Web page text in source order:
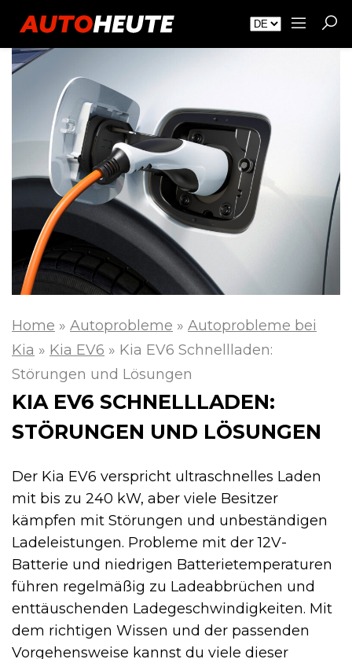
Home » Autoprobleme » Autoprobleme bei
Kia » Kia EV6 » Kia EV6 Schnellladen:
Störungen und Lösungen
KIA EV6 SCHNELLLADEN:
STÖRUNGEN UND LÖSUNGEN
Der Kia EV6 verspricht ultraschnelles Laden
mit bis zu 240 kW, aber viele Besitzer
kämpfen mit Störungen und unbeständigen
Ladeleistungen. Probleme mit der 12V-
Batterie und niedrigen Batterietemperaturen
führen regelmäßig zu Ladeabbrüchen und
enttäuschenden Ladegeschwindigkeiten. Mit
dem richtigen Wissen und der passenden
Vorgehensweise kannst du viele dieser